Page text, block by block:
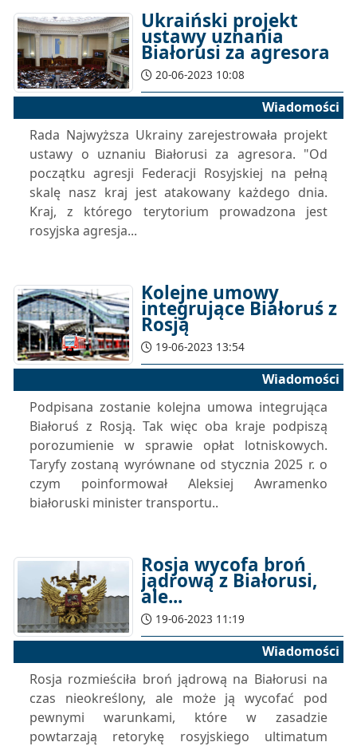
Ukraiński projekt
ustawy uznania
Białorusi za agresora
20-06-2023 10:08
Wiadomości
Rada Najwyższa Ukrainy zarejestrowała projekt
ustawy o uznaniu Białorusi za agresora. "Od
początku agresji Federacji Rosyjskiej na pełną
skalę nasz kraj jest atakowany każdego dnia.
Kraj, z którego terytorium prowadzona jest
rosyjska agresja...
Kolejne umowy
integrujące Białoruś z
Rosją
19-06-2023 13:54
Wiadomości
Podpisana zostanie kolejna umowa integrująca
Białoruś z Rosją. Tak więc oba kraje podpiszą
porozumienie w sprawie opłat lotniskowych.
Taryfy zostaną wyrównane od stycznia 2025 r. o
czym poinformował Aleksiej Awramenko
białoruski minister transportu..
Rosja wycofa broń
jądrową z Białorusi,
ale...
19-06-2023 11:19
Wiadomości
Rosja rozmieściła broń jądrową na Białorusi na
czas nieokreślony, ale może ją wycofać pod
pewnymi warunkami, które w zasadzie
powtarzają retorykę rosyjskiego ultimatum